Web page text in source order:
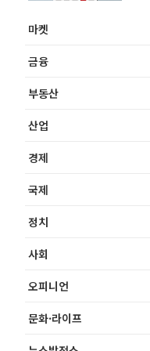
마켓
금융
부동산
산업
경제
국제
정치
사회
오피니언
문화·라이프